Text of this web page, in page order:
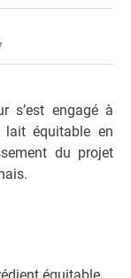
s’est engagé à
équitable en
du projet